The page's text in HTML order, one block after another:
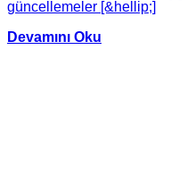
güncellemeler [&hellip;]
Devamını Oku